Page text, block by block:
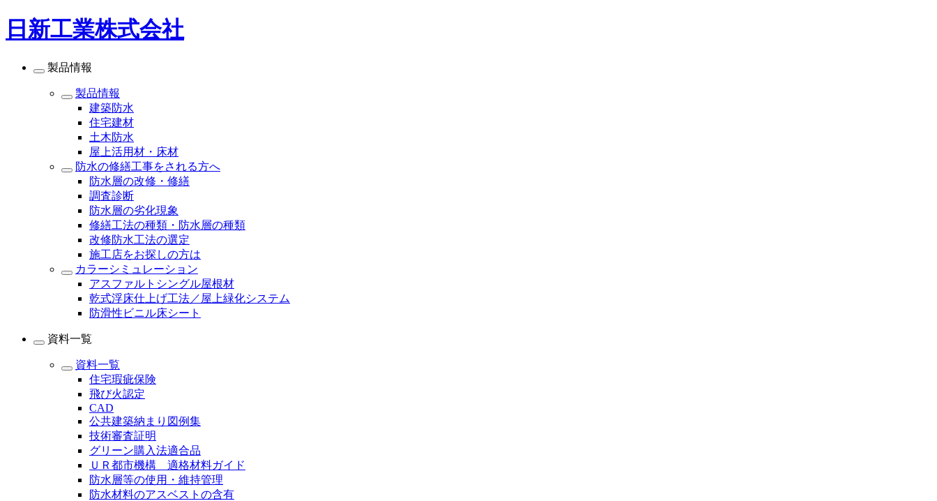
日新工業株式会社
製品情報
製品情報
建築防水
住宅建材
土木防水
屋上活用材・床材
防水の修繕工事をされる方へ
防水層の改修・修繕
調査診断
防水層の劣化現象
修繕工法の種類・防水層の種類
改修防水工法の選定
施工店をお探しの方は
カラーシミュレーション
アスファルトシングル屋根材
乾式浮床仕上げ工法／屋上緑化システム
防滑性ビニル床シート
資料一覧
資料一覧
住宅瑕疵保険
飛び火認定
CAD
公共建築納まり図例集
技術審査証明
グリーン購入法適合品
ＵＲ都市機構 適格材料ガイド
防水層等の使用・維持管理
防水材料のアスベストの含有